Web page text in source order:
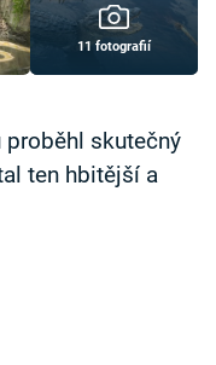
11 fotografií
skutečný
ten hbitější a